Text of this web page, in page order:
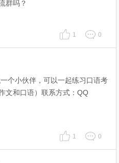
群吗？
1 0
个小伙伴，可以一起练习口语考
文和口语）联系方式：QQ
1 0